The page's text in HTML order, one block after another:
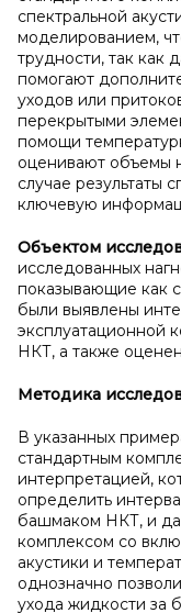
спектральной
моделированием,
трудности, так как
помогают
уходов или
перекрытыми
помощи
оценивают объемы
случае результаты
ключевую
Объектом
исследованных
показывающие как
были выявлены
эксплуатационной
НКТ, а также
Методика
В указанных
стандартным
интерпретацией,
определить
башмаком НКТ, и
комплексом со
акустики и
однозначно
ухода жидкости за